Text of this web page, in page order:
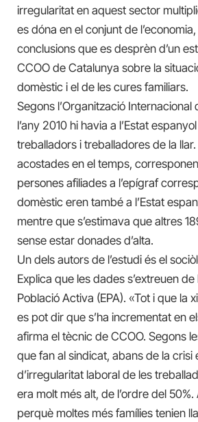
irregularitat en aquest sector
es dóna en el conjunt de
conclusions que es desprèn d’un
CCOO de Catalunya sobre la
domèstic i el de les cures familiars.
Segons l’Organització Internacional
l’any 2010 hi havia a l’Estat
treballadors i treballadores de la
acostades en el temps,
persones afiliades a l’epígraf
domèstic eren també a l’Estat
mentre que s’estimava que altres
sense estar donades d’alta.
Un dels autors de l’estudi és el
Explica que les dades s’extreuen de
Població Activa (EPA). «Tot i que la
es pot dir que s’ha incrementat en
afirma el tècnic de CCOO. Segons
que fan al sindicat, abans de la crisi
d’irregularitat laboral de les
era molt més alt, de l’ordre del
perquè moltes més famílies tenien